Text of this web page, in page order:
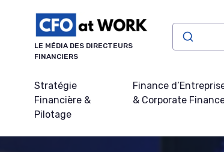
LE MÉDIA DES DIRECTEURS
FINANCIERS
Stratégie
Financière &
Pilotage
Finance
& Corporate